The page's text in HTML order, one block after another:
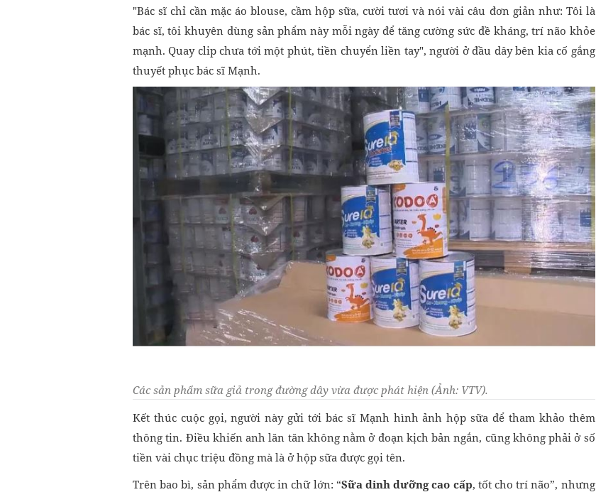
"Bác sĩ chỉ cần mặc áo blouse, cầm hộp sữa, cười tươi và nói vài câu đơn giản như: Tôi là
bác sĩ, tôi khuyên dùng sản phẩm này mỗi ngày để tăng cường sức đề kháng, trí não khỏe
mạnh. Quay clip chưa tới một phút, tiền chuyển liền tay", người ở đầu dây bên kia cố gắng
thuyết phục bác sĩ Mạnh.
Các sản phẩm sữa giả trong đường dây vừa được phát hiện (Ảnh: VTV).
Kết thúc cuộc gọi, người này gửi tới bác sĩ Mạnh hình ảnh hộp sữa để tham khảo thêm
thông tin. Điều khiến anh lăn tăn không nằm ở đoạn kịch bản ngắn, cũng không phải ở số
tiền vài chục triệu đồng mà là ở hộp sữa được gọi tên.
Trên bao bì, sản phẩm được in chữ lớn: “Sữa dinh dưỡng cao cấp, tốt cho trí não”, nhưng